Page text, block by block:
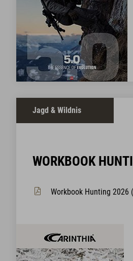
Jagd & Wildnis
WORKBOOK
Workbook Hunting 2026